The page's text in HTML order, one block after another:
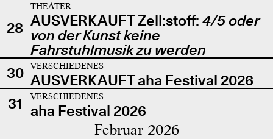
28
THEATER
AUSVERKAUFT Zell:stoff: 4/5 oder
von der Kunst keine
Fahrstuhlmusik zu werden
30
VERSCHIEDENES
AUSVERKAUFT aha Festival 2026
31
VERSCHIEDENES
aha Festival 2026
Februar 2026